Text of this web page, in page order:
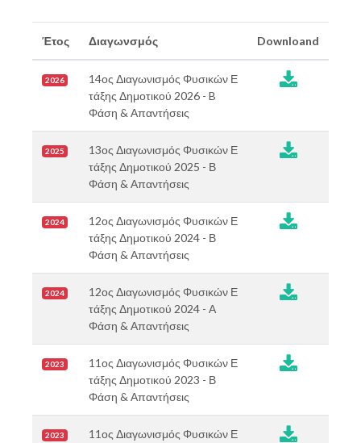
Έτος Διαγωνσμός Downloand
2026
14ος Διαγωνισμός Φυσικών Ε
τάξης Δημοτικού 2026 - B
Φάση & Απαντήσεις

2025
13ος Διαγωνισμός Φυσικών Ε
τάξης Δημοτικού 2025 - Β
Φάση & Απαντήσεις

2024
12ος Διαγωνισμός Φυσικών Ε
τάξης Δημοτικού 2024 - Β
Φάση & Απαντήσεις

2024
12ος Διαγωνισμός Φυσικών Ε
τάξης Δημοτικού 2024 - Α
Φάση & Απαντήσεις

2023
11ος Διαγωνισμός Φυσικών Ε
τάξης Δημοτικού 2023 - Β
Φάση & Απαντήσεις
2023
11ος Διαγωνισμός Φυσικών Ε